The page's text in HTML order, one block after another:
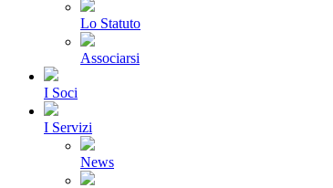
Lo Statuto
Associarsi
I Soci
I Servizi
News